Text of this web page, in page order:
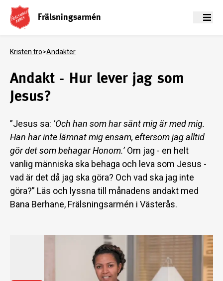
Frälsningsarmén Meny
Kristen tro>Andakter
Andakt - Hur lever jag som
Jesus?
”Jesus sa: ’Och han som har sänt mig är med mig.
Han har inte lämnat mig ensam, eftersom jag alltid
gör det som behagar Honom.’Om jag - en helt
vanlig människa ska behaga och leva som Jesus -
vad är det då jag ska göra? Och vad ska jag inte
göra?” Läs och lyssna till månadens andakt med
Bana Berhane, Frälsningsarmén i Västerås.